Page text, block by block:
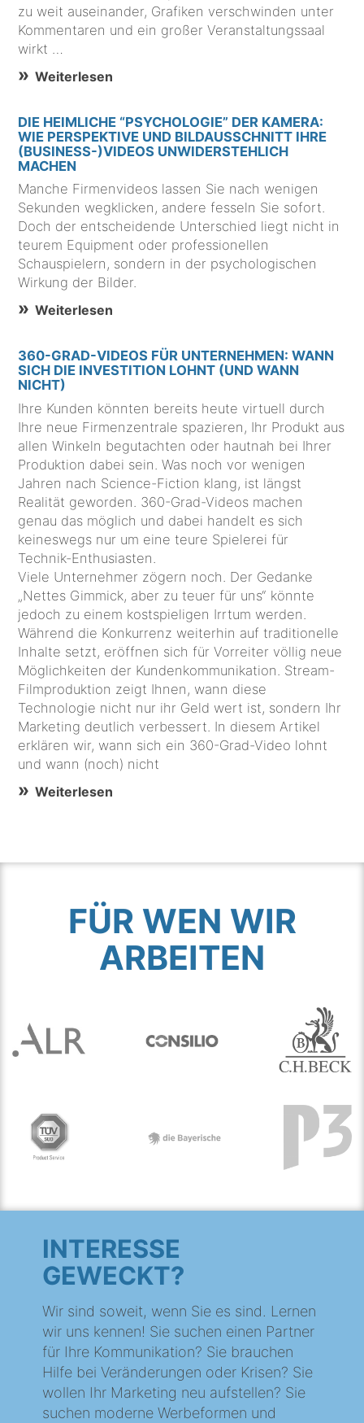
zu weit auseinander, Grafiken verschwinden unter
Kommentaren und ein großer Veranstaltungssaal
wirkt …
Weiterlesen
DIE HEIMLICHE “PSYCHOLOGIE” DER KAMERA:
WIE PERSPEKTIVE UND BILDAUSSCHNITT IHRE
(BUSINESS-)VIDEOS UNWIDERSTEHLICH
MACHEN
Manche Firmenvideos lassen Sie nach wenigen
Sekunden wegklicken, andere fesseln Sie sofort.
Doch der entscheidende Unterschied liegt nicht in
teurem Equipment oder professionellen
Schauspielern, sondern in der psychologischen
Wirkung der Bilder.
Weiterlesen
360-GRAD-VIDEOS FÜR UNTERNEHMEN: WANN
SICH DIE INVESTITION LOHNT (UND WANN
NICHT)
Ihre Kunden könnten bereits heute virtuell durch
Ihre neue Firmenzentrale spazieren, Ihr Produkt aus
allen Winkeln begutachten oder hautnah bei Ihrer
Produktion dabei sein. Was noch vor wenigen
Jahren nach Science-Fiction klang, ist längst
Realität geworden. 360-Grad-Videos machen
genau das möglich und dabei handelt es sich
keineswegs nur um eine teure Spielerei für
Technik-Enthusiasten.
Viele Unternehmer zögern noch. Der Gedanke
„Nettes Gimmick, aber zu teuer für uns“ könnte
jedoch zu einem kostspieligen Irrtum werden.
Während die Konkurrenz weiterhin auf traditionelle
Inhalte setzt, eröffnen sich für Vorreiter völlig neue
Möglichkeiten der Kundenkommunikation. Stream-
Filmproduktion zeigt Ihnen, wann diese
Technologie nicht nur ihr Geld wert ist, sondern Ihr
Marketing deutlich verbessert. In diesem Artikel
erklären wir, wann sich ein 360-Grad-Video lohnt
und wann (noch) nicht
Weiterlesen
FÜR WEN WIR
ARBEITEN
INTERESSE
GEWECKT?
Wir sind soweit, wenn Sie es sind. Lernen
wir uns kennen! Sie suchen einen Partner
für Ihre Kommunikation? Sie brauchen
Hilfe bei Veränderungen oder Krisen? Sie
wollen Ihr Marketing neu aufstellen? Sie
suchen moderne Werbeformen und